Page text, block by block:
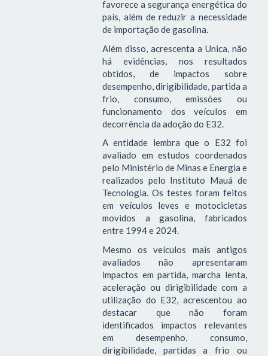
favorece a segurança energética do
país, além de reduzir a necessidade
de importação de gasolina.
Além disso, acrescenta a Unica, não
há evidências, nos resultados
obtidos, de impactos sobre
desempenho, dirigibilidade, partida a
frio, consumo, emissões ou
funcionamento dos veículos em
decorrência da adoção do E32.
A entidade lembra que o E32 foi
avaliado em estudos coordenados
pelo Ministério de Minas e Energia e
realizados pelo Instituto Mauá de
Tecnologia. Os testes foram feitos
em veículos leves e motocicletas
movidos a gasolina, fabricados
entre 1994 e 2024.
Mesmo os veículos mais antigos
avaliados não apresentaram
impactos em partida, marcha lenta,
aceleração ou dirigibilidade com a
utilização do E32, acrescentou ao
destacar que não foram
identificados impactos relevantes
em desempenho, consumo,
dirigibilidade, partidas a frio ou